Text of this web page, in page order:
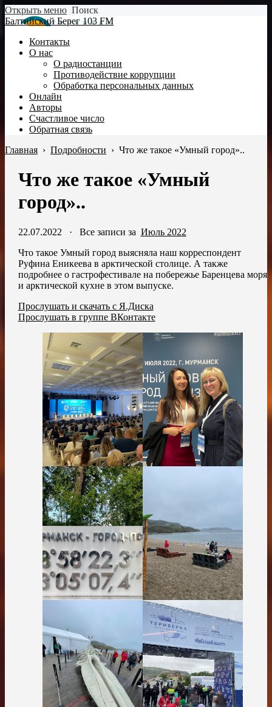
Открыть меню Поиск
Балтийский Берег 103 FM
Контакты
О нас
О радиостанции
Противодействие коррупции
Обработка персональных данных
Онлайн
Авторы
Счастливое число
Обратная связь
Главная › Подробности › Что же такое «Умный город»..
Что же такое «Умный
город»..
22.07.2022 · Все записи за Июль 2022
Что такое Умный город выясняла наш корреспондент
Руфина Еникеева в арктической столице. А также
подробнее о гастрофестивале на побережье Баренцева моря
и арктической кухне в этом выпуске.
Прослушать и скачать с Я.Диска
Прослушать в группе ВКонтакте